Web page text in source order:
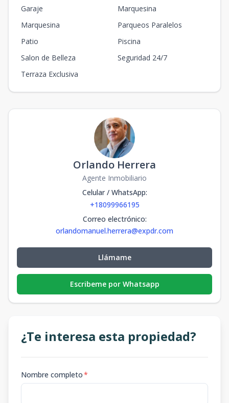
Garaje
Marquesina
Marquesina
Parqueos Paralelos
Patio
Piscina
Salon de Belleza
Seguridad 24/7
Terraza Exclusiva
Orlando Herrera
Agente Inmobiliario
Celular / WhatsApp:
+18099966195
Correo electrónico:
orlandomanuel.herrera@expdr.com
Llámame
Escribeme por Whatsapp
¿Te interesa esta propiedad?
Nombre completo*